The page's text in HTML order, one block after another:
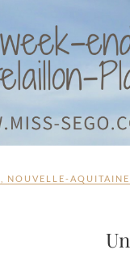
NOUVELLE-AQUITAINE